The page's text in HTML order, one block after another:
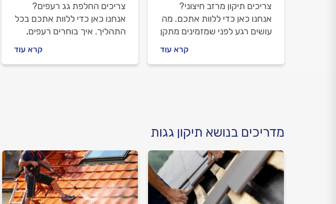
צריכים תיקון מרזב חיצוני?
אנחנו כאן כדי ללוות אתכם. מה
עושים רגע לפני שמזמינים מתקן
יעלה תיקון מרזב חיצוני? כל
התשובות לפניכם.
קרא עוד
צריכים החלפת גג רעפים?
אנחנו כאן כדי ללוות אתכם בכל
התהליך. איך בוחרים רעפים,
וכמה יעלה החלפת גג רעפים?
כל התשובות לפניכם.
קרא עוד
מדריכים בנושא תיקון גגות